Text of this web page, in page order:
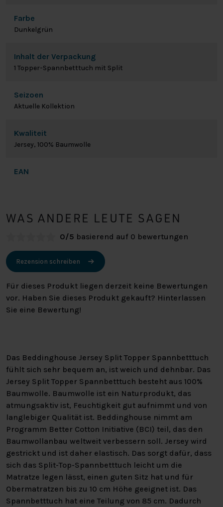
Farbe
Dunkelgrün
Inhalt der Verpackung
1 Topper-Spannbetttuch mit Split
Seizoen
Aktuelle Kollektion
Kwaliteit
Jersey, 100% Baumwolle
EAN
WAS ANDERE LEUTE SAGEN
0/5 basierend auf 0 bewertungen
Rezension schreiben
Für dieses Produkt liegen derzeit keine Bewertungen
vor. Haben Sie dieses Produkt gekauft? Hinterlassen
Sie eine Bewertung!
Das Beddinghouse Jersey Split Topper Spannbetttuch
fühlt sich sehr bequem an, ist weich und dehnbar. Das
Jersey Split Topper Spannbetttuch besteht aus 100%
Baumwolle. Baumwolle ist ein Naturprodukt, das
atmungsaktiv ist, Feuchtigkeit gut aufnimmt und von
langlebiger Qualität ist. Beddinghouse nimmt am
Programm Better Cotton Initiative (BCI) teil, das den
Baumwollanbau weltweit verbessern soll. Jersey wird
gestrickt und ist daher elastisch. Das sorgt dafür, dass
sich das Split-Top-Spannbetttuch leicht um die
Matratze legen lässt, einen guten Sitz hat und für
Obermatratzen bis zu 10 cm Höhe geeignet ist. Das
Spannbetttuch hat eine Teilung von 85 cm. Dadurch